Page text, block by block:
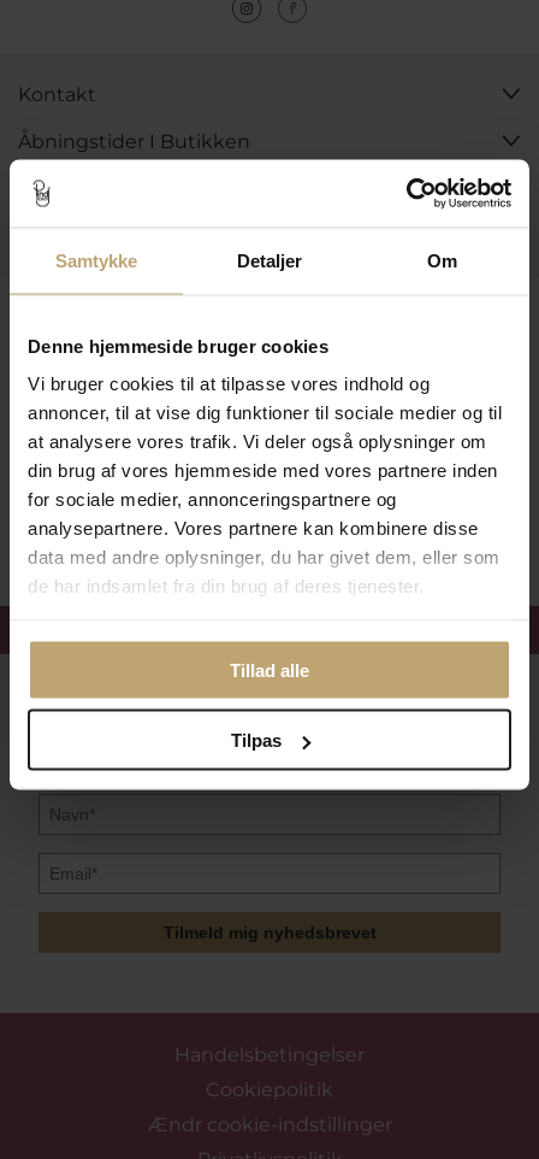
Samtykke Detaljer Om
Denne hjemmeside bruger cookies
Vi bruger cookies til at tilpasse vores indhold og
annoncer, til at vise dig funktioner til sociale medier og til
at analysere vores trafik. Vi deler også oplysninger om
din brug af vores hjemmeside med vores partnere inden
for sociale medier, annonceringspartnere og
analysepartnere. Vores partnere kan kombinere disse
data med andre oplysninger, du har givet dem, eller som
de har indsamlet fra din brug af deres tjenester.
Tillad alle
Tilpas
Kontakt
Åbningstider I Butikken
Information
Betalingsmuligheder
Sikker Og Tryg E-Handel
Følg med i vores nyhedsbrev
Læs mere her
Tilmeld mig nyhedsbrevet
Handelsbetingelser
Cookiepolitik
Ændr cookie-indstillinger